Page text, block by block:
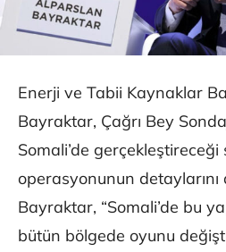
Enerji ve Tabii Kaynaklar
Bayraktar, Çağrı Bey
Somali’de gerçekleştireceği
operasyonunun detaylarını
Bayraktar, “Somali’de bu
bütün bölgede oyunu